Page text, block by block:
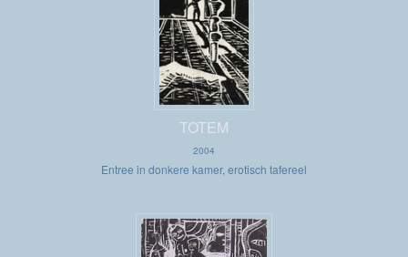
TOTEM
2004
Entree in donkere kamer, erotisch tafereel